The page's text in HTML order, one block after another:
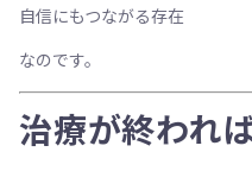
自信にもつながる存在
なのです。
治療が終われ